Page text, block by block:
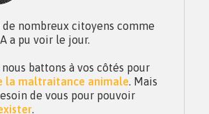
de nombreux citoyens comme
a pu voir le jour.
nous battons à vos côtés pour
la maltraitance animale. Mais
de vous pour pouvoir
.